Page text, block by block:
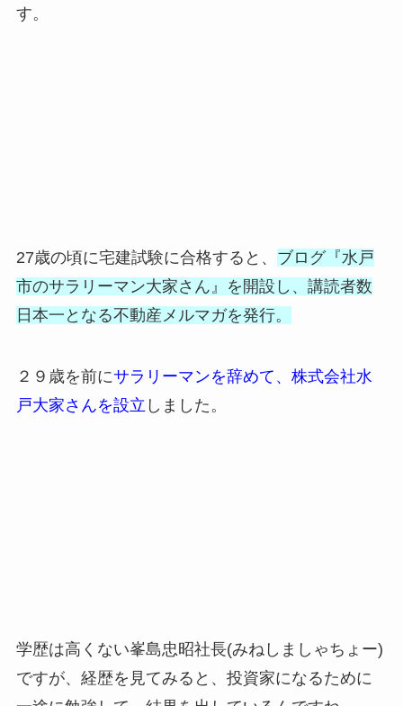
す。
27歳の頃に宅建試験に合格すると、 ブログ『水戸
市のサラリーマン大家さん』を開設し、講読者数
日本一となる不動産メルマガを発行。
２９歳を前にサラリーマンを辞めて、株式会社水
戸大家さんを設立 しました。
学歴は高くない峯島忠昭社長(みねしましゃちょー)
ですが、経歴を見てみると、投資家になるために